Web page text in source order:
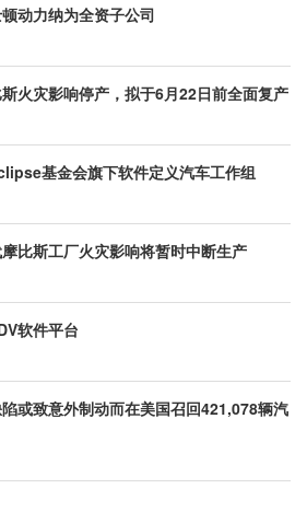
动力纳为全资子公司
火灾影响停产，拟于6月22日前全面复产
基金会旗下软件定义汽车工作组
比斯工厂火灾影响将暂时中断生产
软件平台
或致意外制动而在美国召回421,078辆汽